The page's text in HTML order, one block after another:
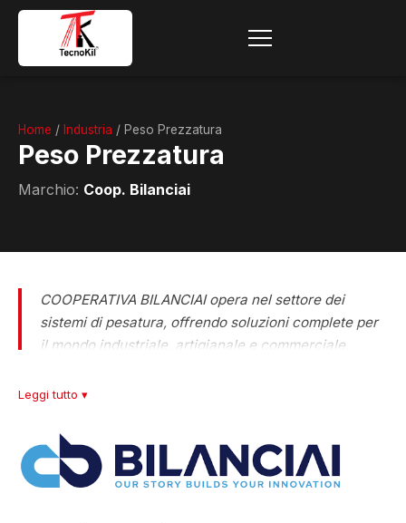
Home / Industria / Peso Prezzatura
Peso Prezzatura
Marchio: Coop. Bilanciai
COOPERATIVA BILANCIAI opera nel settore dei
sistemi di pesatura, offrendo soluzioni complete per
il mondo industriale, artigianale e commerciale.
rappresenta un punto di riferimento per la vendita,
pesatura, oltre alla fornitura di ricambi e attrezzature
connesse ai processi produttivi e logistici.…
sito ufficiale →
Leggi tutto ▾